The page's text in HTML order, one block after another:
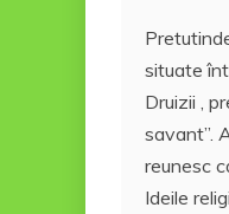
o
k
situate
Druizii ,
savant”.
reunesc
Ideile